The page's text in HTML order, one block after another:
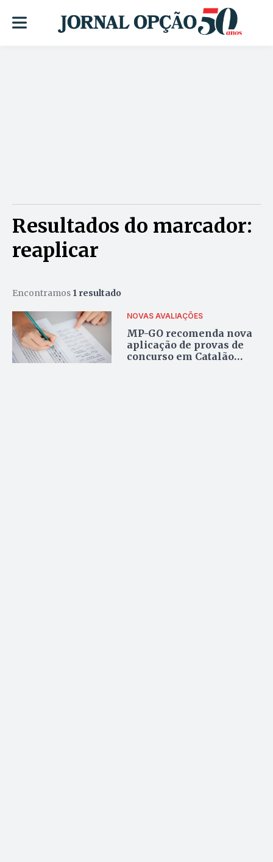
Resultados do marcador:
reaplicar
Encontramos 1 resultado
NOVAS AVALIAÇÕES
MP-GO recomenda nova
aplicação de provas de
concurso em Catalão